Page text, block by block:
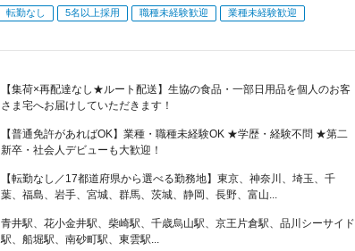
転勤なし 5名以上採用 職種未経験歓迎 業種未経験歓迎
【集荷×再配達なし★ルート配送】生協の食品・一部日用品を個人のお客
さま宅へお届けしていただきます！
【普通免許があればOK】業種・職種未経験OK ★学歴・経験不問 ★第二
新卒・社会人デビューも大歓迎！
【転勤なし／17都道府県から選べる勤務地】東京、神奈川、埼玉、千
葉、福島、岩手、宮城、群馬、茨城、静岡、長野、富山...
青井駅、花小金井駅、柴崎駅、千歳烏山駅、京王片倉駅、品川シーサイド
駅、船堀駅、南砂町駅、東雲駅...